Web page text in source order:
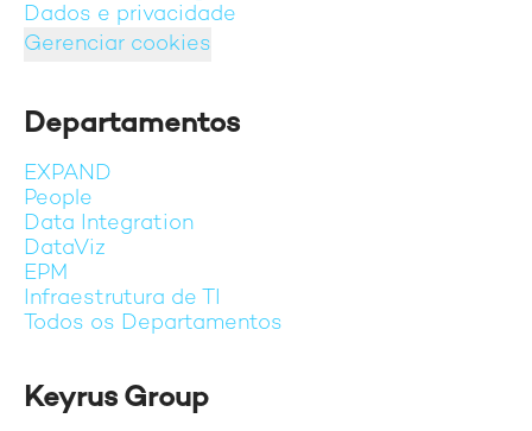
Dados e privacidade
Gerenciar cookies
Departamentos
EXPAND
People
Data Integration
DataViz
EPM
Infraestrutura de TI
Todos os Departamentos
Keyrus Group